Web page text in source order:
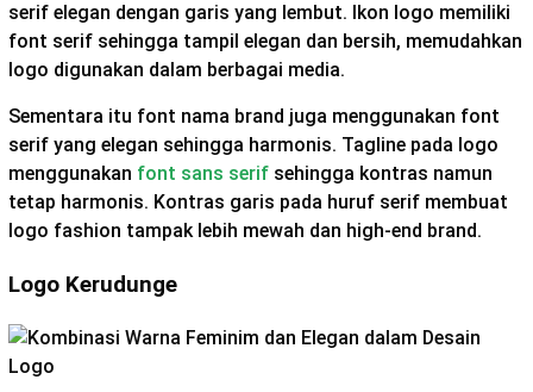
serif elegan dengan garis yang lembut. Ikon logo memiliki
font serif sehingga tampil elegan dan bersih, memudahkan
logo digunakan dalam berbagai media.
Sementara itu font nama brand juga menggunakan font
serif yang elegan sehingga harmonis. Tagline pada logo
menggunakan font sans serif sehingga kontras namun
tetap harmonis. Kontras garis pada huruf serif membuat
logo fashion tampak lebih mewah dan high-end brand.
Logo Kerudunge